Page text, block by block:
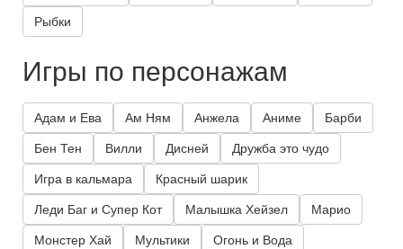
Рыбки
Игры по персонажам
Адам и Ева Ам Ням Анжела Аниме Барби
Бен Тен Вилли Дисней Дружба это чудо
Игра в кальмара Красный шарик
Леди Баг и Супер Кот Малышка Хейзел Марио
Монстер Хай Мультики Огонь и Вода